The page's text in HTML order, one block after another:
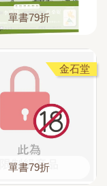
單書79折
金石堂
單書79折